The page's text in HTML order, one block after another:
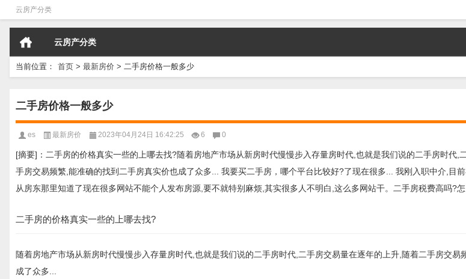
云房产分类
云房产分类
当前位置： 首页 > 最新房价 > 二手房价格一般多少
二手房价格一般多少
es 最新房价 2023年04月24日 16:42:25 6 0
[摘要]：二手房的价格真实一些的上哪去找?随着房地产市场从新房时代慢慢步入存量房时代,也就是我们说的二手房时代,
手房交易频繁,能准确的找到二手房真实价也成了众多... 我要买二手房，哪个平台比较好?了现在很多... 我刚入职中介,目
从房东那里知道了现在很多网站不能个人发布房源,要不就特别麻烦,其实很多人不明白,这么多网站干。二手房税费高吗?怎
二手房的价格真实一些的上哪去找?
随着房地产市场从新房时代慢慢步入存量房时代,也就是我们说的二手房时代,二手房交易量在逐年的上升,随着二手房交易
成了众多...